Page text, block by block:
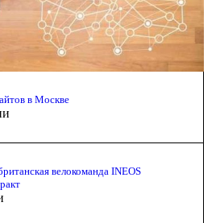
в Москве
велокоманда INEOS